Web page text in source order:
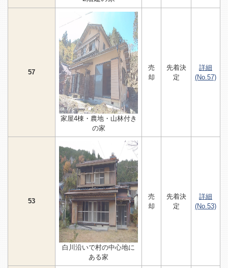
57
家屋4棟・農地・山林付き
の家
売
却
先着決
定
詳細
(No.57)
53
白川沿いで村の中心地に
ある家
売
却
先着決
定
詳細
(No.53)